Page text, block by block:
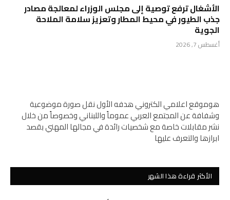
الأشغال ترفع توصية إلى مجلس الوزراء لمعالجة مصادر
جذب الطيور في محيط المطار وتعزيز سلامة الملاحة
الجوية
أغسطس 7, 2026
هوموقع اعلامي الكتروني هدفه الأول نقل صورة موضوعية
وشفافة عن المجتمع العربي عموماً واللبناني وخصوصاً من خلال
نشر مقابلات خاصة مع شخصيات رائدة في مجالها المهني بقصد
ابرازها والتعرف عليها
الأكثر قراءة هذا الشهر